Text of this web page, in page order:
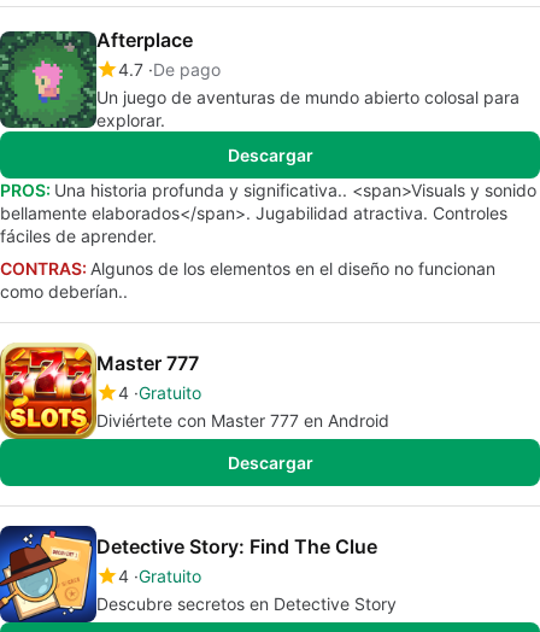
Afterplace
4.7 De pago
Un juego de aventuras de mundo abierto colosal para
explorar.
Descargar
PROS: Una historia profunda y significativa.. <span>Visuals y sonido
bellamente elaborados</span>. Jugabilidad atractiva. Controles
fáciles de aprender.
CONTRAS: Algunos de los elementos en el diseño no funcionan
como deberían..
Master 777
4 Gratuito
Diviértete con Master 777 en Android
Descargar
Detective Story: Find The Clue
4 Gratuito
Descubre secretos en Detective Story